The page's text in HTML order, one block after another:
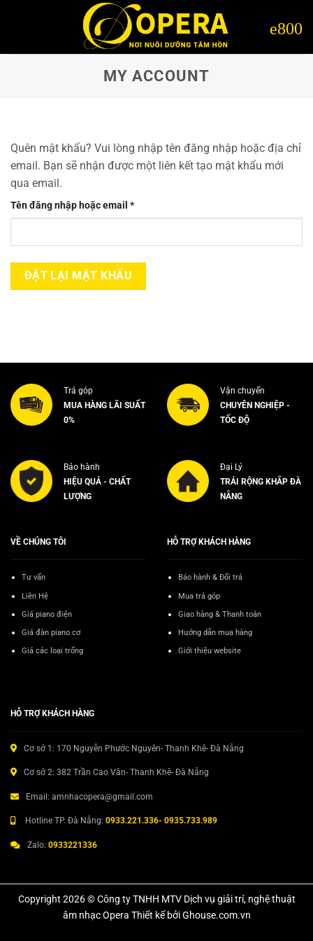
MY ACCOUNT
Quên mật khẩu? Vui lòng nhập tên đăng nhập hoặc địa chỉ
email. Bạn sẽ nhận được một liên kết tạo mật khẩu mới
qua email.
Tên đăng nhập hoặc email *Bắt
buộc
ĐẶT LẠI MẬT KHẨU
Trả góp
MUA HÀNG LÃI SUẤT
0%
Vận chuyển
CHUYÊN NGHIỆP -
TỐC ĐỘ
Bảo hành
HIỆU QUẢ - CHẤT
LƯỢNG
Đại Lý
TRẢI RỘNG KHẮP ĐÀ
NẴNG
VỀ CHÚNG TÔI
Tư vấn
Liên Hệ
Giá piano điện
Giá đàn piano cơ
Giá các loại trống
HỖ TRỢ KHÁCH HÀNG
Bảo hành & Đổi trả
Mua trả góp
Giao hàng & Thanh toán
Hướng dẫn mua hàng
Giới thiệu website
HỖ TRỢ KHÁCH HÀNG
Cơ sở 1: 170 Nguyễn Phước Nguyên- Thanh Khê- Đà Nẵng
Cơ sở 2: 382 Trần Cao Vân- Thanh Khê- Đà Nẵng
Email: amnhacopera@gmail.com
Hotline TP. Đà Nẵng: 0933.221.336- 0935.733.989
Zalo: 0933221336
Copyright 2026 © Công ty TNHH MTV Dịch vụ giải trí, nghệ thuật
âm nhạc Opera Thiết kế bởi Ghouse.com.vn